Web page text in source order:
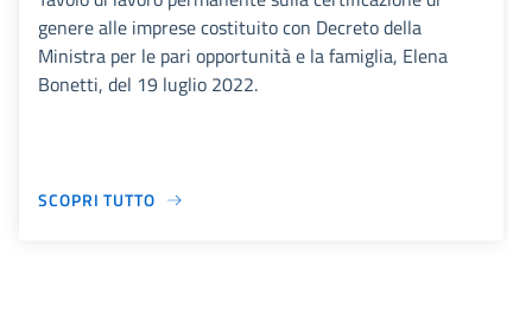
genere alle imprese costituito con Decreto della
Ministra per le pari opportunità e la famiglia, Elena
Bonetti, del 19 luglio 2022.
SCOPRI TUTTO